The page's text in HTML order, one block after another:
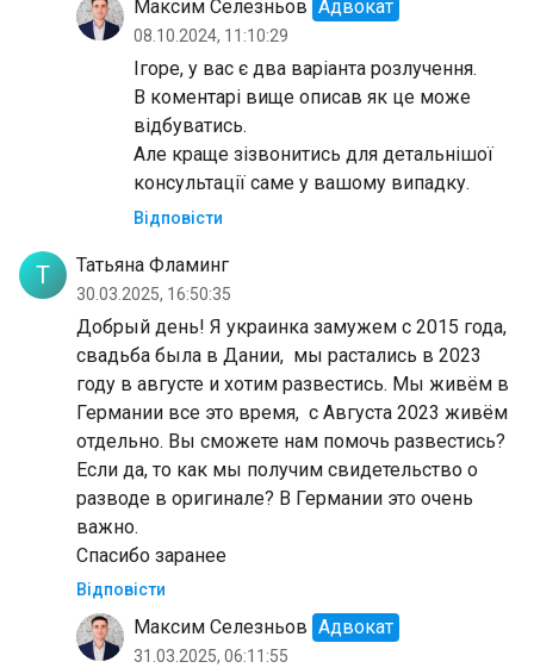
Максим Селезньов Адвокат
08.10.2024, 11:10:29
Ігоре, у вас є два варіанта розлучення.
В коментарі вище описав як це може
відбуватись.
Але краще зізвонитись для детальнішої
консультації саме у вашому випадку.
Відповісти
Т Татьяна Фламинг
30.03.2025, 16:50:35
Добрый день! Я украинка замужем с 2015 года,
свадьба была в Дании, мы растались в 2023
году в августе и хотим развестись. Мы живём в
Германии все это время, с Августа 2023 живём
отдельно. Вы сможете нам помочь развестись?
Если да, то как мы получим свидетельство о
разводе в оригинале? В Германии это очень
важно.
Спасибо заранее
Відповісти
Максим Селезньов Адвокат
31.03.2025, 06:11:55